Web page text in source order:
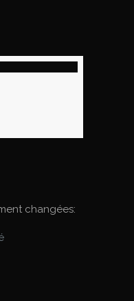
changées: